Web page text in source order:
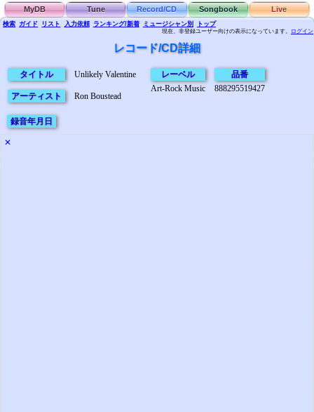
MyDB Tune Record/CD Songbook Live
検索 ガイド リスト 入力依頼 ランキング/新着 ミュージシャン別 トップ
現在、非登録ユーザー向けの表示になっています。 ログイン
レコード/CD詳細
タイトル Unlikely Valentine
アーティスト Ron Boustead
レーベル
Art-Rock Music
品番
888295519427
録音年月日
✕